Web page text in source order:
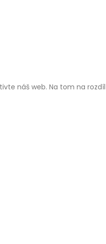
náš web. Na tom na